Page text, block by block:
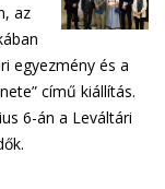
az
egyezmény és a
című kiállítás.
6-án a Leváltári